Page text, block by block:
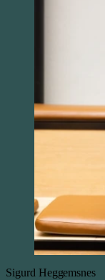
Sigurd Heggemsnes